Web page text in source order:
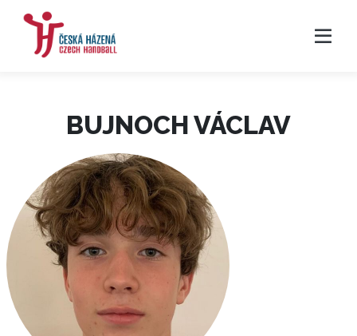
BUJNOCH VÁCLAV